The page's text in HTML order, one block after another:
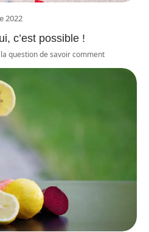
2022
c’est possible !
question de savoir comment